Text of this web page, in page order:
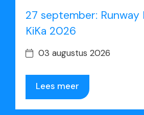
27 september: Runway
KiKa 2026
03 augustus 2026
Lees meer